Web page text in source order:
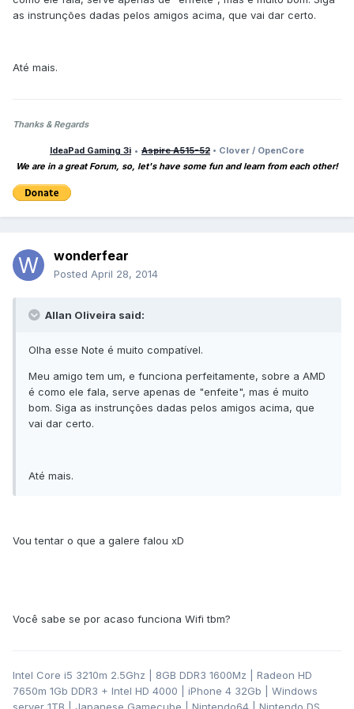
as instrunções dadas pelos amigos acima, que vai dar certo.
Até mais.
Thanks & Regards
IdeaPad Gaming 3i • Aspire A515-52 • Clover / OpenCore
We are in a great Forum, so, let's have some fun and learn from each other!
wonderfear
Posted April 28, 2014
Allan Oliveira said:
Olha esse Note é muito compatível.
Meu amigo tem um, e funciona perfeitamente, sobre a AMD
é como ele fala, serve apenas de "enfeite", mas é muito
bom. Siga as instrunções dadas pelos amigos acima, que
vai dar certo.
Até mais.
Vou tentar o que a galere falou xD
Você sabe se por acaso funciona Wifi tbm?
Intel Core i5 3210m 2.5Ghz | 8GB DDR3 1600Mz | Radeon HD
7650m 1Gb DDR3 + Intel HD 4000 | iPhone 4 32Gb | Windows